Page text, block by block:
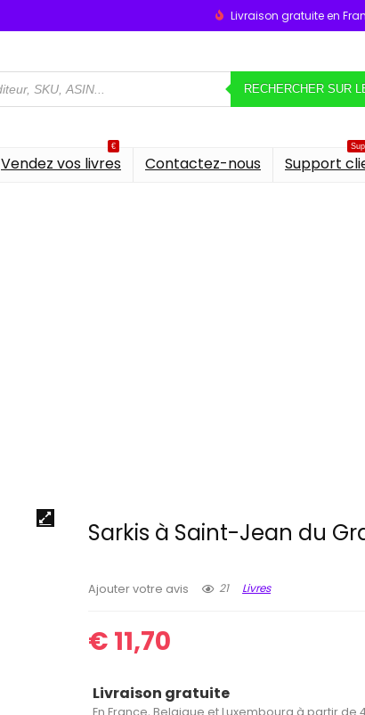
Livraison gratuite en
RECHERCHER SUR
€
Vendez vos livres Contactez-nous Support
Sarkis à Saint-Jean du
Ajouter votre avis 21 Livres
€ 11,70
Livraison gratuite
En France, Belgique et Luxembourg à partir de